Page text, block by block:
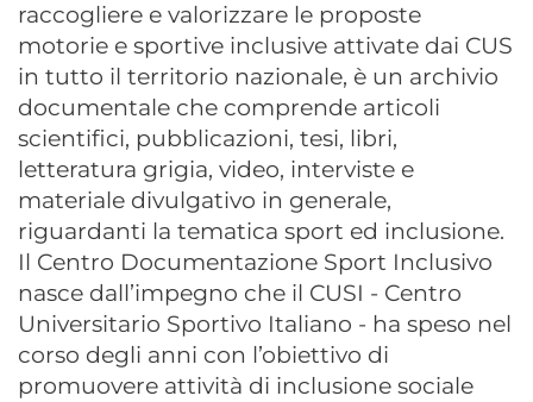
raccogliere e valorizzare le proposte
motorie e sportive inclusive attivate dai CUS
in tutto il territorio nazionale, è un archivio
documentale che comprende articoli
scientifici, pubblicazioni, tesi, libri,
letteratura grigia, video, interviste e
materiale divulgativo in generale,
riguardanti la tematica sport ed inclusione.
Il Centro Documentazione Sport Inclusivo
nasce dall’impegno che il CUSI - Centro
Universitario Sportivo Italiano - ha speso nel
corso degli anni con l’obiettivo di
promuovere attività di inclusione sociale